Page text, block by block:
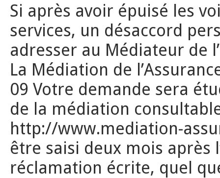
Si après avoir épuisé les
services, un désaccord
adresser au Médiateur de
La Médiation de
09 Votre demande sera
de la médiation
http://www.mediation-
être saisi deux mois après
réclamation écrite, quel